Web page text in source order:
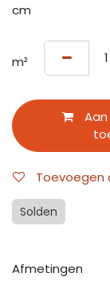
cm
m²
Toevoegen
Solden
Afmetingen